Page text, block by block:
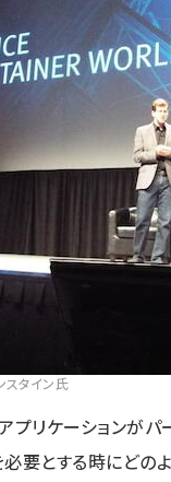
スタイン氏
プリケーションが
要とする時にどの